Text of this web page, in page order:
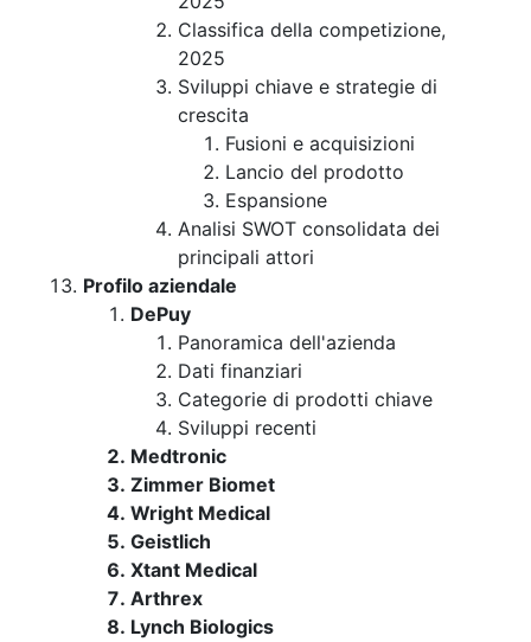
Classifica della competizione,
2025
Sviluppi chiave e strategie di
crescita
Fusioni e acquisizioni
Lancio del prodotto
Espansione
Analisi SWOT consolidata dei
principali attori
Profilo aziendale
DePuy
Panoramica dell'azienda
Dati finanziari
Categorie di prodotti chiave
Sviluppi recenti
Medtronic
Zimmer Biomet
Wright Medical
Geistlich
Xtant Medical
Arthrex
Lynch Biologics